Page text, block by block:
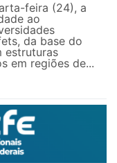
feira (24), a
ao
da base do
estruturas
em regiões de...